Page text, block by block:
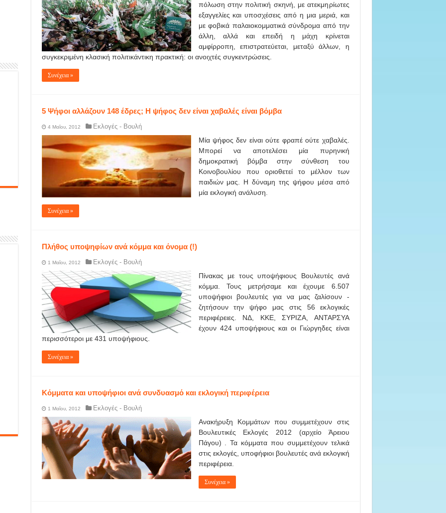
πόλωση στην πολιτική σκηνή, με ατεκμηρίωτες
εξαγγελίες και υποσχέσεις από η μια μεριά, και
με φοβικά παλαιοκομματικά σύνδρομα από την
άλλη, αλλά και επειδή η μάχη κρίνεται
αμφίρροπη, επιστρατεύεται, μεταξύ άλλων, η
συγκεκριμένη κλασική πολιτικάντικη πρακτική: οι ανοιχτές συγκεντρώσεις.
Συνέχεια »
5 Ψήφοι αλλάζουν 148 έδρες; Η ψήφος δεν είναι χαβαλές είναι βόμβα
4 Μαΐου, 2012 Εκλογές - Βουλή
Μία ψήφος δεν είναι ούτε φραπέ ούτε χαβαλές.
Μπορεί να αποτελέσει μία πυρηνική
δημοκρατική βόμβα στην σύνθεση του
Κοινοβουλίου που οριοθετεί το μέλλον των
παιδιών μας. Η δύναμη της ψήφου μέσα από
μία εκλογική ανάλυση.
Συνέχεια »
Πλήθος υποψηφίων ανά κόμμα και όνομα (!)
1 Μαΐου, 2012 Εκλογές - Βουλή
Πίνακας με τους υποψήφιους Βουλευτές ανά
κόμμα. Τους μετρήσαμε και έχουμε 6.507
υποψήφιοι βουλευτές για να μας ζαλίσουν -
ζητήσουν την ψήφο μας στις 56 εκλογικές
περιφέρειες. ΝΔ, ΚΚΕ, ΣΥΡΙΖΑ, ΑΝΤΑΡΣΥΑ
έχουν 424 υποψήφιους και οι Γιώργηδες είναι
περισσότεροι με 431 υποψήφιους.
Συνέχεια »
Κόμματα και υποψήφιοι ανά συνδυασμό και εκλογική περιφέρεια
1 Μαΐου, 2012 Εκλογές - Βουλή
Ανακήρυξη Κομμάτων που συμμετέχουν στις
Βουλευτικές Εκλογές 2012 (αρχείο Άρειου
Πάγου) . Τα κόμματα που συμμετέχουν τελικά
στις εκλογές, υποφήφιοι βουλευτές ανά εκλογική
περιφέρεια.
Συνέχεια »